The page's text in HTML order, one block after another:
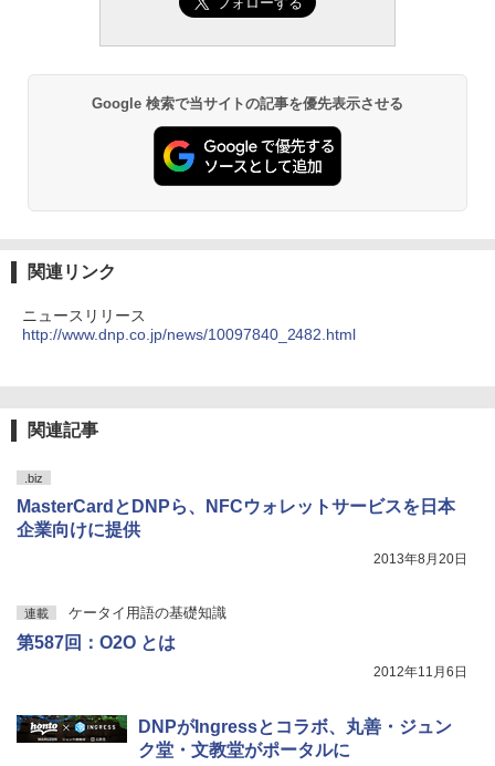
Google 検索で当サイトの記事を優先表示させる
関連リンク
ニュースリリース
http://www.dnp.co.jp/news/10097840_2482.html
関連記事
.biz
MasterCardとDNPら、NFCウォレットサービスを日本
企業向けに提供
2013年8月20日
連載 ケータイ用語の基礎知識
第587回：O2O とは
2012年11月6日
DNPがIngressとコラボ、丸善・ジュン
ク堂・文教堂がポータルに